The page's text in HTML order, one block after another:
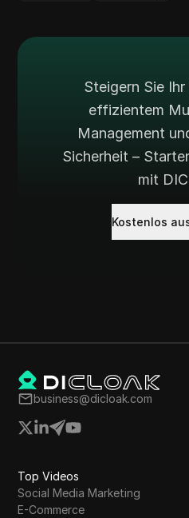
Steigern Sie
effizientem
Management
Sicherheit –
mit
Kostenlos
business@dicloak.com
Top Videos
Social Media Marketing
E-Commerce